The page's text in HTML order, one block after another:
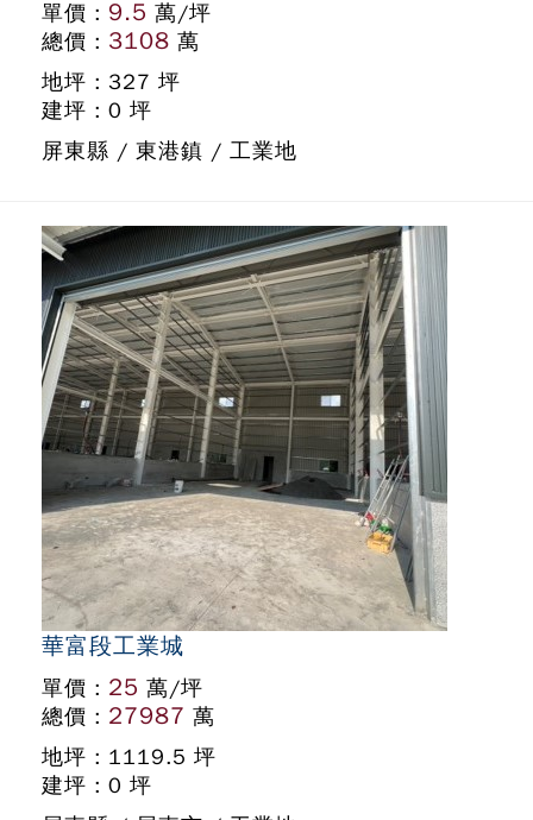
單價 : 9.5 萬/坪
總價 : 3108 萬
地坪 : 327 坪
建坪 : 0 坪
屏東縣 / 東港鎮 / 工業地
華富段工業城
單價 : 25 萬/坪
總價 : 27987 萬
地坪 : 1119.5 坪
建坪 : 0 坪